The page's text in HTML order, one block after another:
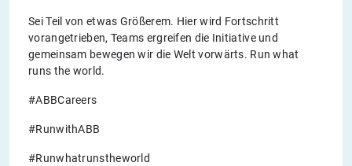
Sei Teil von etwas Größerem. Hier wird Fortschritt
vorangetrieben, Teams ergreifen die Initiative und
gemeinsam bewegen wir die Welt vorwärts. Run what
runs the world.
#ABBCareers
#RunwithABB
#Runwhatrunstheworld